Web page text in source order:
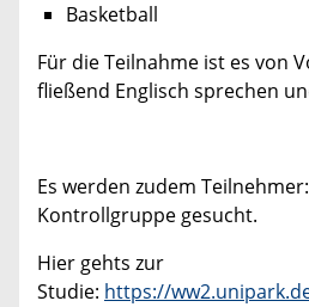
Basketball
Für die Teilnahme ist es von
fließend Englisch sprechen
Es werden zudem
Kontrollgruppe gesucht.
Hier gehts zur
Studie: https://